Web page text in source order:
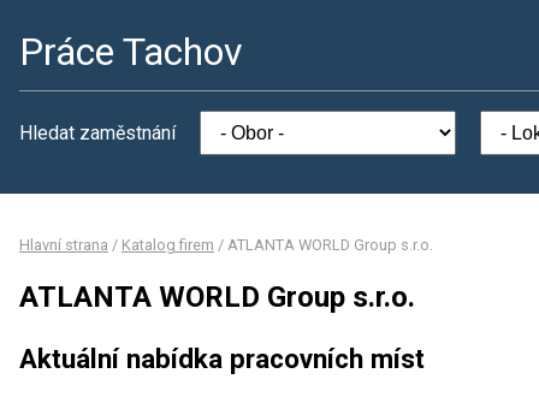
Práce Tachov
Hledat zaměstnání
Hlavní strana / Katalog firem / ATLANTA WORLD Group s.r.o.
ATLANTA WORLD Group s.r.o.
Aktuální nabídka pracovních míst